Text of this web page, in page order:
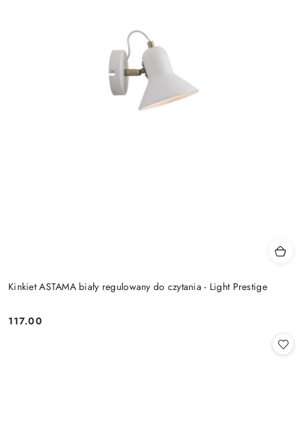
Kinkiet ASTAMA biały regulowany do czytania - Light Prestige
Cena:
117.00